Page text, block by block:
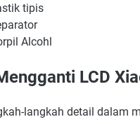
tipis
Alcohl
LCD
langkah detail dalam